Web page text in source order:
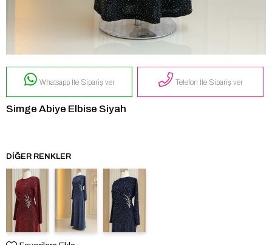
Whatsapp İle Sipariş ver Telefon İle Sipariş ver
Simge Abiye Elbise Siyah
DIĞER RENKLER